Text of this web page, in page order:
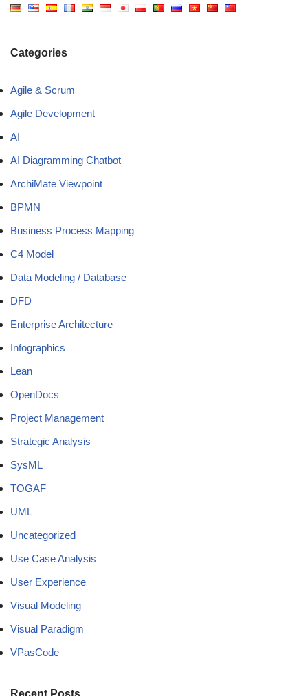
Categories
Agile & Scrum
Agile Development
AI
AI Diagramming Chatbot
ArchiMate Viewpoint
BPMN
Business Process Mapping
C4 Model
Data Modeling / Database
DFD
Enterprise Architecture
Infographics
Lean
OpenDocs
Project Management
Strategic Analysis
SysML
TOGAF
UML
Uncategorized
Use Case Analysis
User Experience
Visual Modeling
Visual Paradigm
VPasCode